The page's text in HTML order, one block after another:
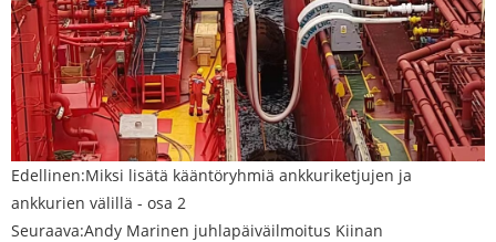
Edellinen:Miksi lisätä kääntöryhmiä ankkuriketjujen ja
ankkurien välillä - osa 2
Seuraava:Andy Marinen juhlapäiväilmoitus Kiinan